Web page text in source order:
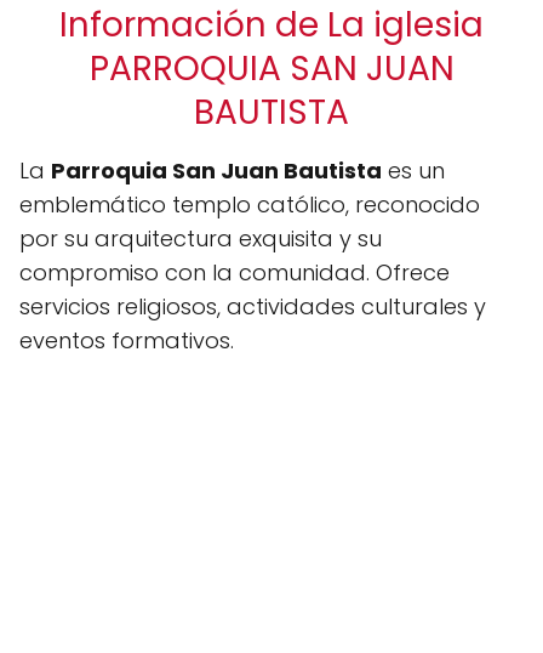
Información de La iglesia
PARROQUIA SAN JUAN
BAUTISTA
La Parroquia San Juan Bautista es un
emblemático templo católico, reconocido
por su arquitectura exquisita y su
compromiso con la comunidad. Ofrece
servicios religiosos, actividades culturales y
eventos formativos.